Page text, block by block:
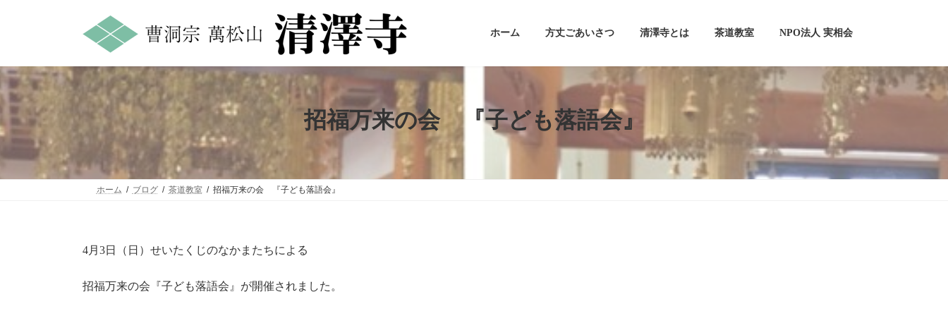
ツ
へ
ス
ッ
プ
シ
ョ
ン
移
動
ホーム 方丈ごあいさつ 清澤寺とは 茶道教室 NPO法人 実相会
招福万来の会 『子ども落語会』
ホーム ブログ 茶道教室 招福万来の会 『子ども落語会』
4月3日（日）せいたくじのなかまたちによる
招福万来の会『子ども落語会』が開催されました。